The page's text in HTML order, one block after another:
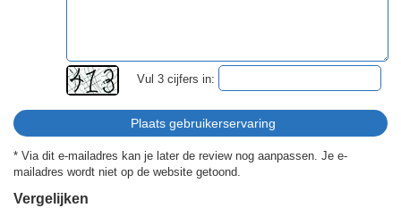
Vul 3 cijfers in:
* Via dit e-mailadres kan je later de review nog aanpassen. Je e-
mailadres wordt niet op de website getoond.
Vergelijken